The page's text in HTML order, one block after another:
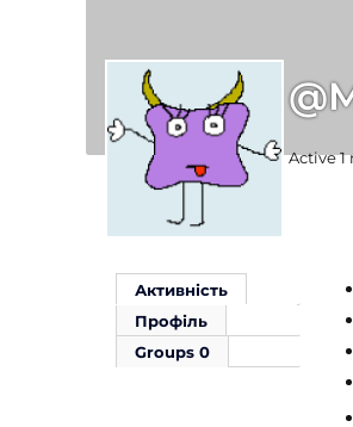
Active 1
Активність
Профіль
Groups 0